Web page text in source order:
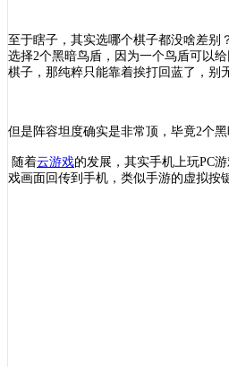
至于瞎子，其实选哪个棋子都没啥差别
选择2个黑暗鸟盾，因为一个鸟盾可以
棋子，那纯粹只能靠着挨打回蓝了，别
但是阵容坦度确实是非常顶，毕竟2个
随着云游戏的发展，其实手机上玩PC
戏画面回传到手机，类似手游的虚拟按